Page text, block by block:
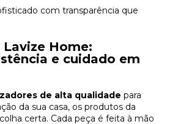
com transparência que
Home:
e cuidado em
de alta qualidade para
da sua casa, os produtos da
certa. Cada peça é feita à mão